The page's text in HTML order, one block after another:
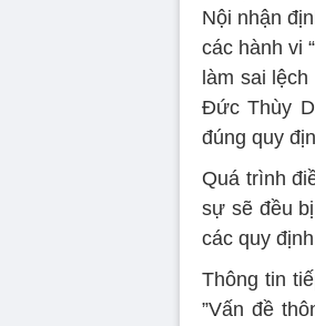
Nội nhận
các hành vi
làm sai
Đức Thùy
đúng quy
Quá trình
sự sẽ đều
các quy
Thông tin
”Vấn đề